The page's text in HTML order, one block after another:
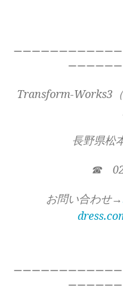
ーーーーーーーーーーー
ーーーーー
Transform-Works3
長野県松
☎
お問い合わせ→
ーーーーーーーーーーー
ーーーーー